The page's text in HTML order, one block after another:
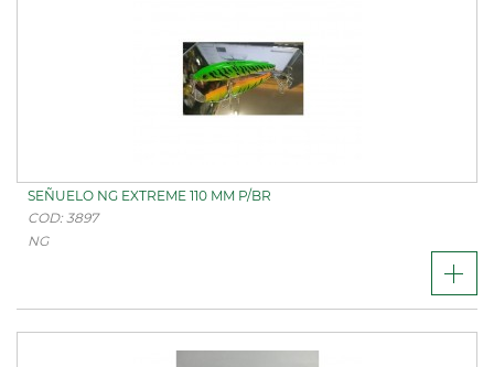
SEÑUELO NG EXTREME 110 MM P/BR
COD: 3897
NG